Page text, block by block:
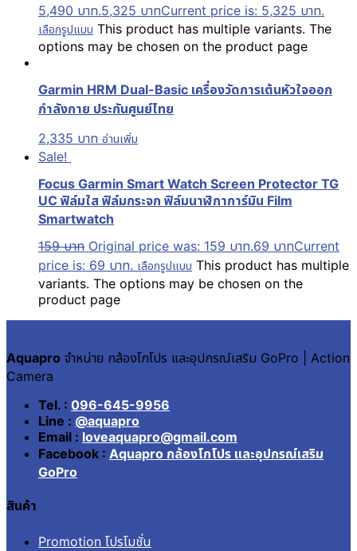
5,490 บาท.5,325 บาทCurrent price is: 5,325 บาท.
เลือกรูปแบบ This product has multiple variants. The
options may be chosen on the product page
Garmin HRM Dual-Basic เครื่องวัดการเต้นหัวใจออก
กำลังกาย ประกันศูนย์ไทย
2,335 บาท อ่านเพิ่ม
Sale!
Focus Garmin Smart Watch Screen Protector TG
UC ฟิล์มใส ฟิล์มกระจก ฟิล์มนาฬิกาการ์มิน Film
Smartwatch
159บาท Original price was: 159 บาท.69 บาทCurrent
price is: 69 บาท. เลือกรูปแบบ This product has multiple
variants. The options may be chosen on the
product page
Aquapro จำหน่าย กล้องโกโปร และอุปกรณ์เสริม GoPro | Action
Camera
Tel. : 096-645-9956
Line : @aquapro
Email : loveaquapro@gmail.com
Facebook : Aquapro กล้องโกโปร และอุปกรณ์เสริม
GoPro
สินค้า
Promotion โปรโมชั่น